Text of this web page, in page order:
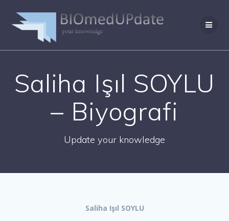
to
content
Saliha Işıl SOYLU
– Biyografi
Update your knowledge
Saliha Işıl SOYLU